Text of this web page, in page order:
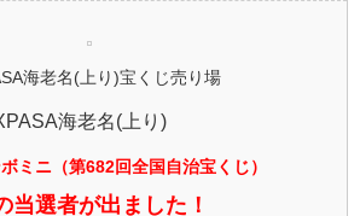
海老名(上り)宝くじ売り場
海老名(上り)
ミニ（第682回全国自治宝くじ）
当選者が出ました！